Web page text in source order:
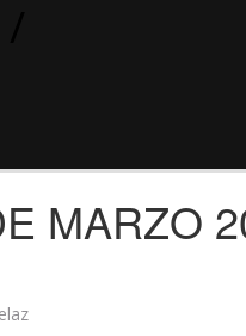
MARZO